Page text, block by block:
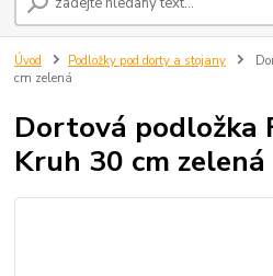
Úvod Podložky pod dorty a stojany
cm zelená
Dortová podložka
Kruh 30 cm zelená